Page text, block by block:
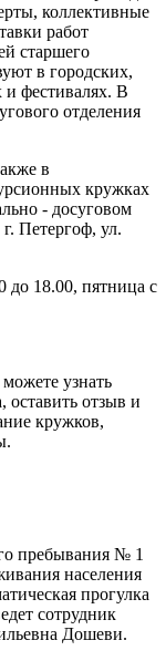
коллективные
работ
старшего
в городских,
и фестивалях. В
отделения
в
кружках
- досуговом
Петергоф, ул.
до 18.00, пятница с
узнать
оставить отзыв и
кружков,
пребывания № 1
населения
прогулка
сотрудник
Дошеви.